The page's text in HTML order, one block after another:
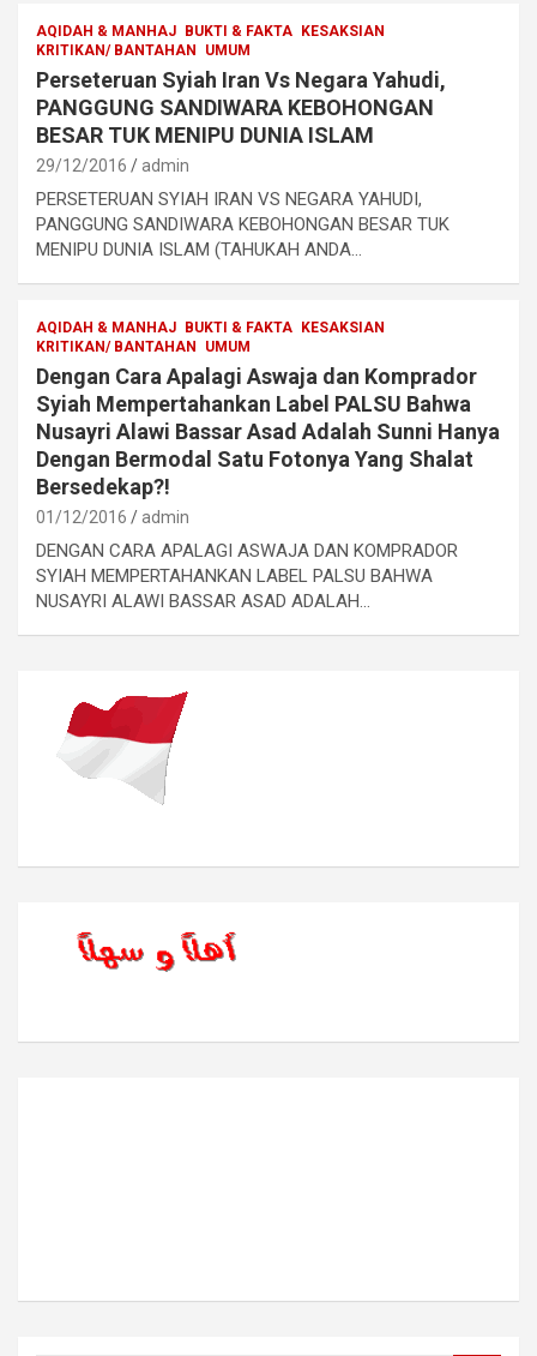
AQIDAH & MANHAJ BUKTI & FAKTA KESAKSIAN
KRITIKAN/ BANTAHAN
UMUM
Perseteruan Syiah Iran Vs Negara Yahudi,
PANGGUNG SANDIWARA KEBOHONGAN
BESAR TUK MENIPU DUNIA ISLAM
29/12/2016 admin
PERSETERUAN SYIAH IRAN VS NEGARA YAHUDI,
PANGGUNG SANDIWARA KEBOHONGAN BESAR TUK
MENIPU DUNIA ISLAM (TAHUKAH ANDA…
AQIDAH & MANHAJ BUKTI & FAKTA KESAKSIAN
KRITIKAN/ BANTAHAN
UMUM
Dengan Cara Apalagi Aswaja dan Komprador
Syiah Mempertahankan Label PALSU Bahwa
Nusayri Alawi Bassar Asad Adalah Sunni Hanya
Dengan Bermodal Satu Fotonya Yang Shalat
Bersedekap?!
01/12/2016 admin
DENGAN CARA APALAGI ASWAJA DAN KOMPRADOR
SYIAH MEMPERTAHANKAN LABEL PALSU BAHWA
NUSAYRI ALAWI BASSAR ASAD ADALAH…